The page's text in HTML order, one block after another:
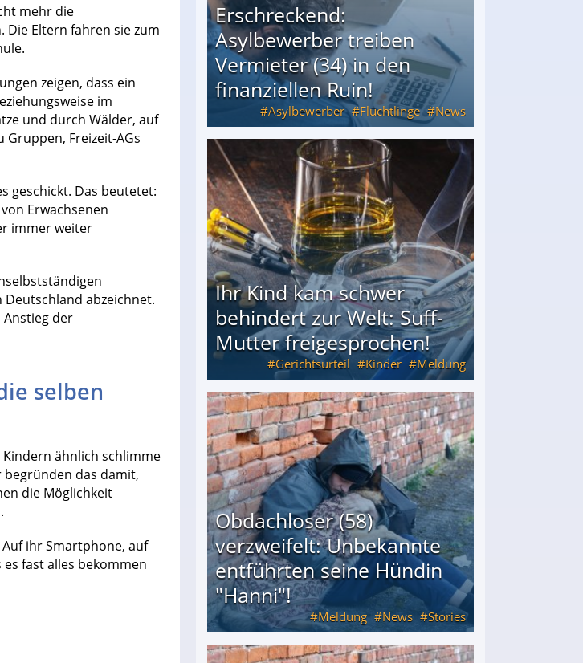
mehr die
Die Eltern fahren sie zum
zeigen, dass ein
im
und durch Wälder, auf
Freizeit-AGs
geschickt. Das beutetet:
Erwachsenen
immer weiter
Deutschland abzeichnet.
der
selben
ähnlich schlimme
begründen das damit,
die Möglichkeit
ihr Smartphone, auf
fast alles bekommen
Erschreckend:
Asylbewerber treiben
Vermieter (34) in den
finanziellen Ruin!
Asylbewerber Flüchtlinge News
Asylbewerber treiben Vermieter (34) in den finanziellen Ruin!
Ihr Kind kam schwer
behindert zur Welt: Suff-
Mutter freigesprochen!
Gerichtsurteil Kinder Meldung
schwer behindert zur Welt: Suff-Mutter freigesprochen!
Obdachloser (58)
verzweifelt: Unbekannte
entführten seine Hündin
"Hanni"!
Meldung News Stories